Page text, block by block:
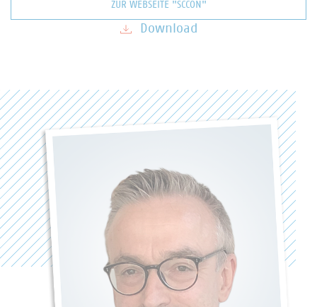
ZUR WEBSEITE "SCCON"
Download